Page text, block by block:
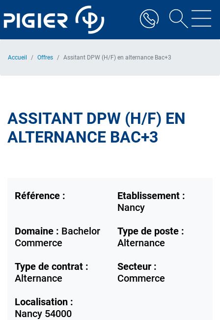
au
contenu
Accueil Offres Assitant DPW (H/F) en alternance Bac+3
ASSITANT DPW (H/F) EN
ALTERNANCE BAC+3
Référence :
Etablissement :
Nancy
Domaine : Bachelor
Commerce
Type de poste :
Alternance
Type de contrat :
Alternance
Secteur :
Commerce
Localisation :
Nancy 54000